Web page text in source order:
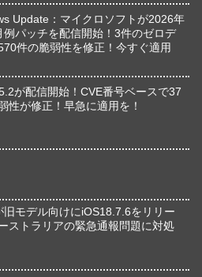
Update：マイクロソフトが2026年
例パッチを配信開始！3件のゼロデ
件の脆弱性を修正！今すぐ適用
が配信開始！CVE番号ベースで37
性が修正！早急に適用を！
旧モデル向けにiOS18.7.6をリリー
ストラリアの緊急通報問題に対処